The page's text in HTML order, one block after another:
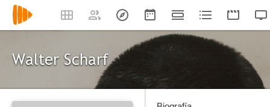
Walter Scharf